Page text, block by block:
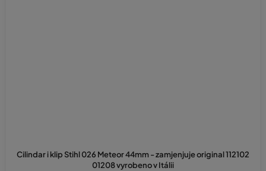
Cilindar i klip Stihl 026 Meteor 44mm - zamjenjuje original 112102
01208 vyrobeno v Itálii